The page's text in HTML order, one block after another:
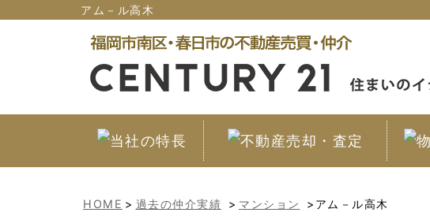
アム－ル高木
HOME > 過去の仲介実績 > マンション >アム－ル高木